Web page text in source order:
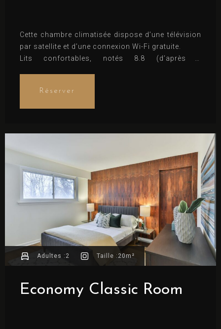
Cette chambre climatisée dispose d’une télévision
par satellite et d’une connexion Wi-Fi gratuite.
Lits confortables, notés 8.8 (d’après 2
Réserver
Economy Classic Room
Adultes : 2 Taille :20m²